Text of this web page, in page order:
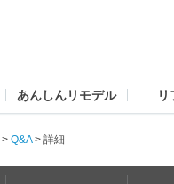
あんしんリモデル リ
> Q&A> 詳細